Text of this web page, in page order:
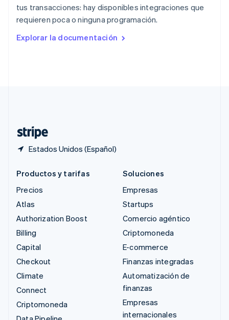
tus transacciones: hay disponibles integraciones que
requieren poca o ninguna programación.
Explorar la documentación
Estados Unidos (Español)
República Checa
English
English
Productos y tarifas
Precios
Atlas
Authorization Boost
Billing
Capital
Checkout
Climate
Connect
Criptomoneda
Soluciones
Empresas
Startups
Comercio agéntico
Criptomoneda
E-commerce
Finanzas integradas
Automatización de
finanzas
Empresas
internacionales